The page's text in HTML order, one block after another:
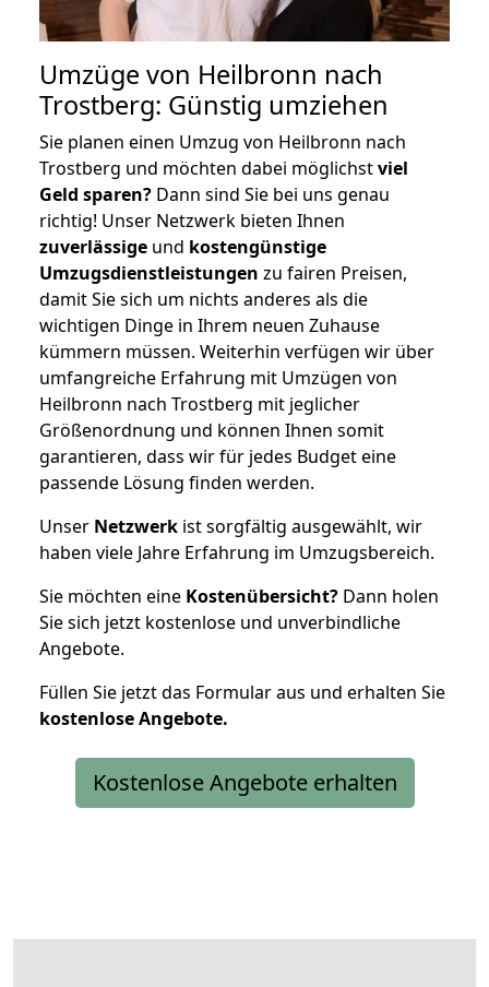
Umzüge von Heilbronn nach
Trostberg: Günstig umziehen
Sie planen einen Umzug von Heilbronn nach
Trostberg und möchten dabei möglichstviel
Geld sparen? Dann sind Sie bei uns genau
richtig! Unser Netzwerk bieten Ihnen
zuverlässige und kostengünstige
Umzugsdienstleistungen zu fairen Preisen,
damit Sie sich um nichts anderes als die
wichtigen Dinge in Ihrem neuen Zuhause
kümmern müssen. Weiterhin verfügen wir über
umfangreiche Erfahrung mit Umzügen von
Heilbronn nach Trostberg mit jeglicher
Größenordnung und können Ihnen somit
garantieren, dass wir für jedes Budget eine
passende Lösung finden werden.
Unser Netzwerk ist sorgfältig ausgewählt, wir
haben viele Jahre Erfahrung im Umzugsbereich.
Sie möchten eine Kostenübersicht? Dann holen
Sie sich jetzt kostenlose und unverbindliche
Angebote.
Füllen Sie jetzt das Formular aus und erhalten Sie
kostenloseAngebote.
Kostenlose Angebote erhalten